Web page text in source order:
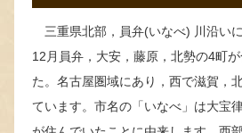
三重県北部，員弁(いなべ) 川沿い
12月員弁，大安，藤原，北勢の4町
た。名古屋圏域にあり，西で滋賀，
ています。市名の「いなべ」は大宝